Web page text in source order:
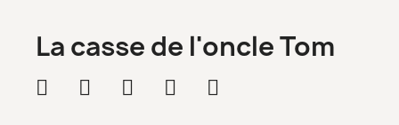
La casse de l'oncle Tom